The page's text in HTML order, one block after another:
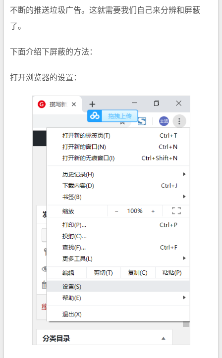
不断的推送垃圾广告。这就需要我们自己来分辨和屏蔽
了。
下面介绍下屏蔽的方法：
打开浏览器的设置：